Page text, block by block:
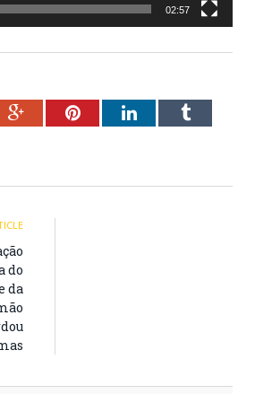
02:57
Google+PinterestLinkedInTumblr
do
da